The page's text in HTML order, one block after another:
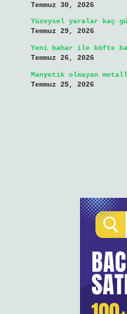
Temmuz 30, 2026
Yüzeysel yaralar kaç
Temmuz 29, 2026
Yeni bahar ile köfte
Temmuz 26, 2026
Manyetik olmayan
Temmuz 25, 2026